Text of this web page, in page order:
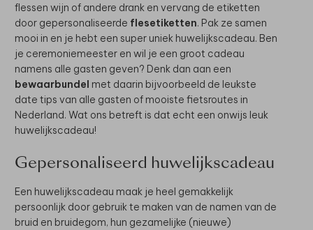
flessen wijn of andere drank en vervang de etiketten
door gepersonaliseerde flesetiketten. Pak ze samen
mooi in en je hebt een super uniek huwelijkscadeau. Ben
je ceremoniemeester en wil je een groot cadeau
namens alle gasten geven? Denk dan aan een
bewaarbundel met daarin bijvoorbeeld de leukste
date tips van alle gasten of mooiste fietsroutes in
Nederland. Wat ons betreft is dat echt een onwijs leuk
huwelijkscadeau!
Gepersonaliseerd huwelijkscadeau
Een huwelijkscadeau maak je heel gemakkelijk
persoonlijk door gebruik te maken van de namen van de
bruid en bruidegom, hun gezamelijke (nieuwe)